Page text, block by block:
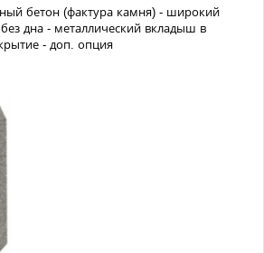
бетон (фактура камня) - широкий
дна - металлический вкладыш в
- доп. опция